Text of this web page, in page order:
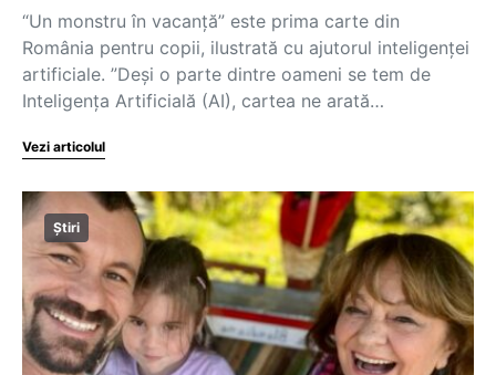
“Un monstru în vacanță” este prima carte din
România pentru copii, ilustrată cu ajutorul inteligenței
artificiale. ”Deși o parte dintre oameni se tem de
Inteligența Artificială (AI), cartea ne arată…
Vezi articolul
Știri